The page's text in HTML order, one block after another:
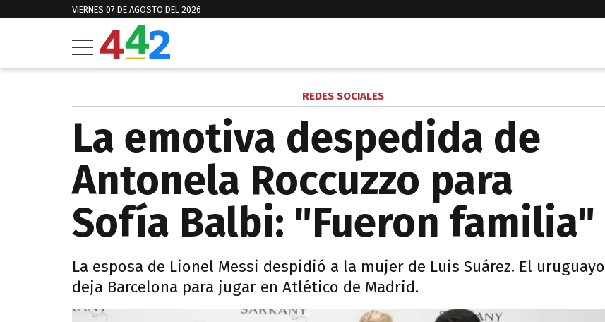
VIERNES 07 DE AGOSTO DEL 2026
REDES SOCIALES
La emotiva despedida de
Antonela Roccuzzo para
Sofía Balbi: "Fueron familia"
La esposa de Lionel Messi despidió a la mujer de Luis Suárez. El uruguayo
deja Barcelona para jugar en Atlético de Madrid.